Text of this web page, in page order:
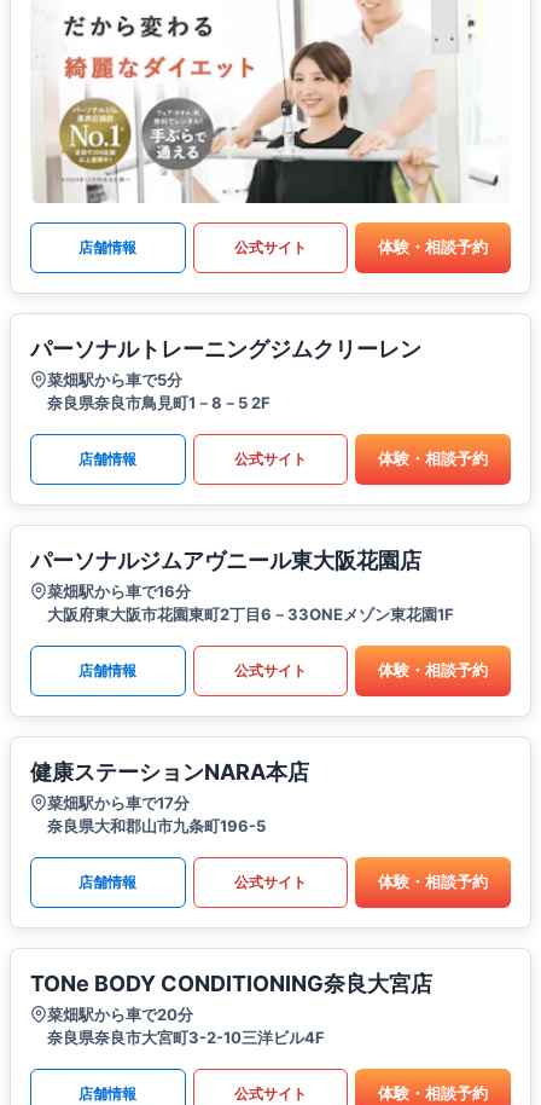
店舗情報 公式サイト 体験・相談予約
パーソナルトレーニングジムクリーレン
菜畑駅から車で5分
奈良県奈良市鳥見町1－8－5 2F
店舗情報 公式サイト 体験・相談予約
パーソナルジムアヴニール東大阪花園店
菜畑駅から車で16分
大阪府東大阪市花園東町2丁目6－33ONEメゾン東花園1F
店舗情報 公式サイト 体験・相談予約
健康ステーションNARA本店
菜畑駅から車で17分
奈良県大和郡山市九条町196-5
店舗情報 公式サイト 体験・相談予約
TONe BODY CONDITIONING奈良大宮店
菜畑駅から車で20分
奈良県奈良市大宮町3-2-10三洋ビル4F
店舗情報 公式サイト 体験・相談予約